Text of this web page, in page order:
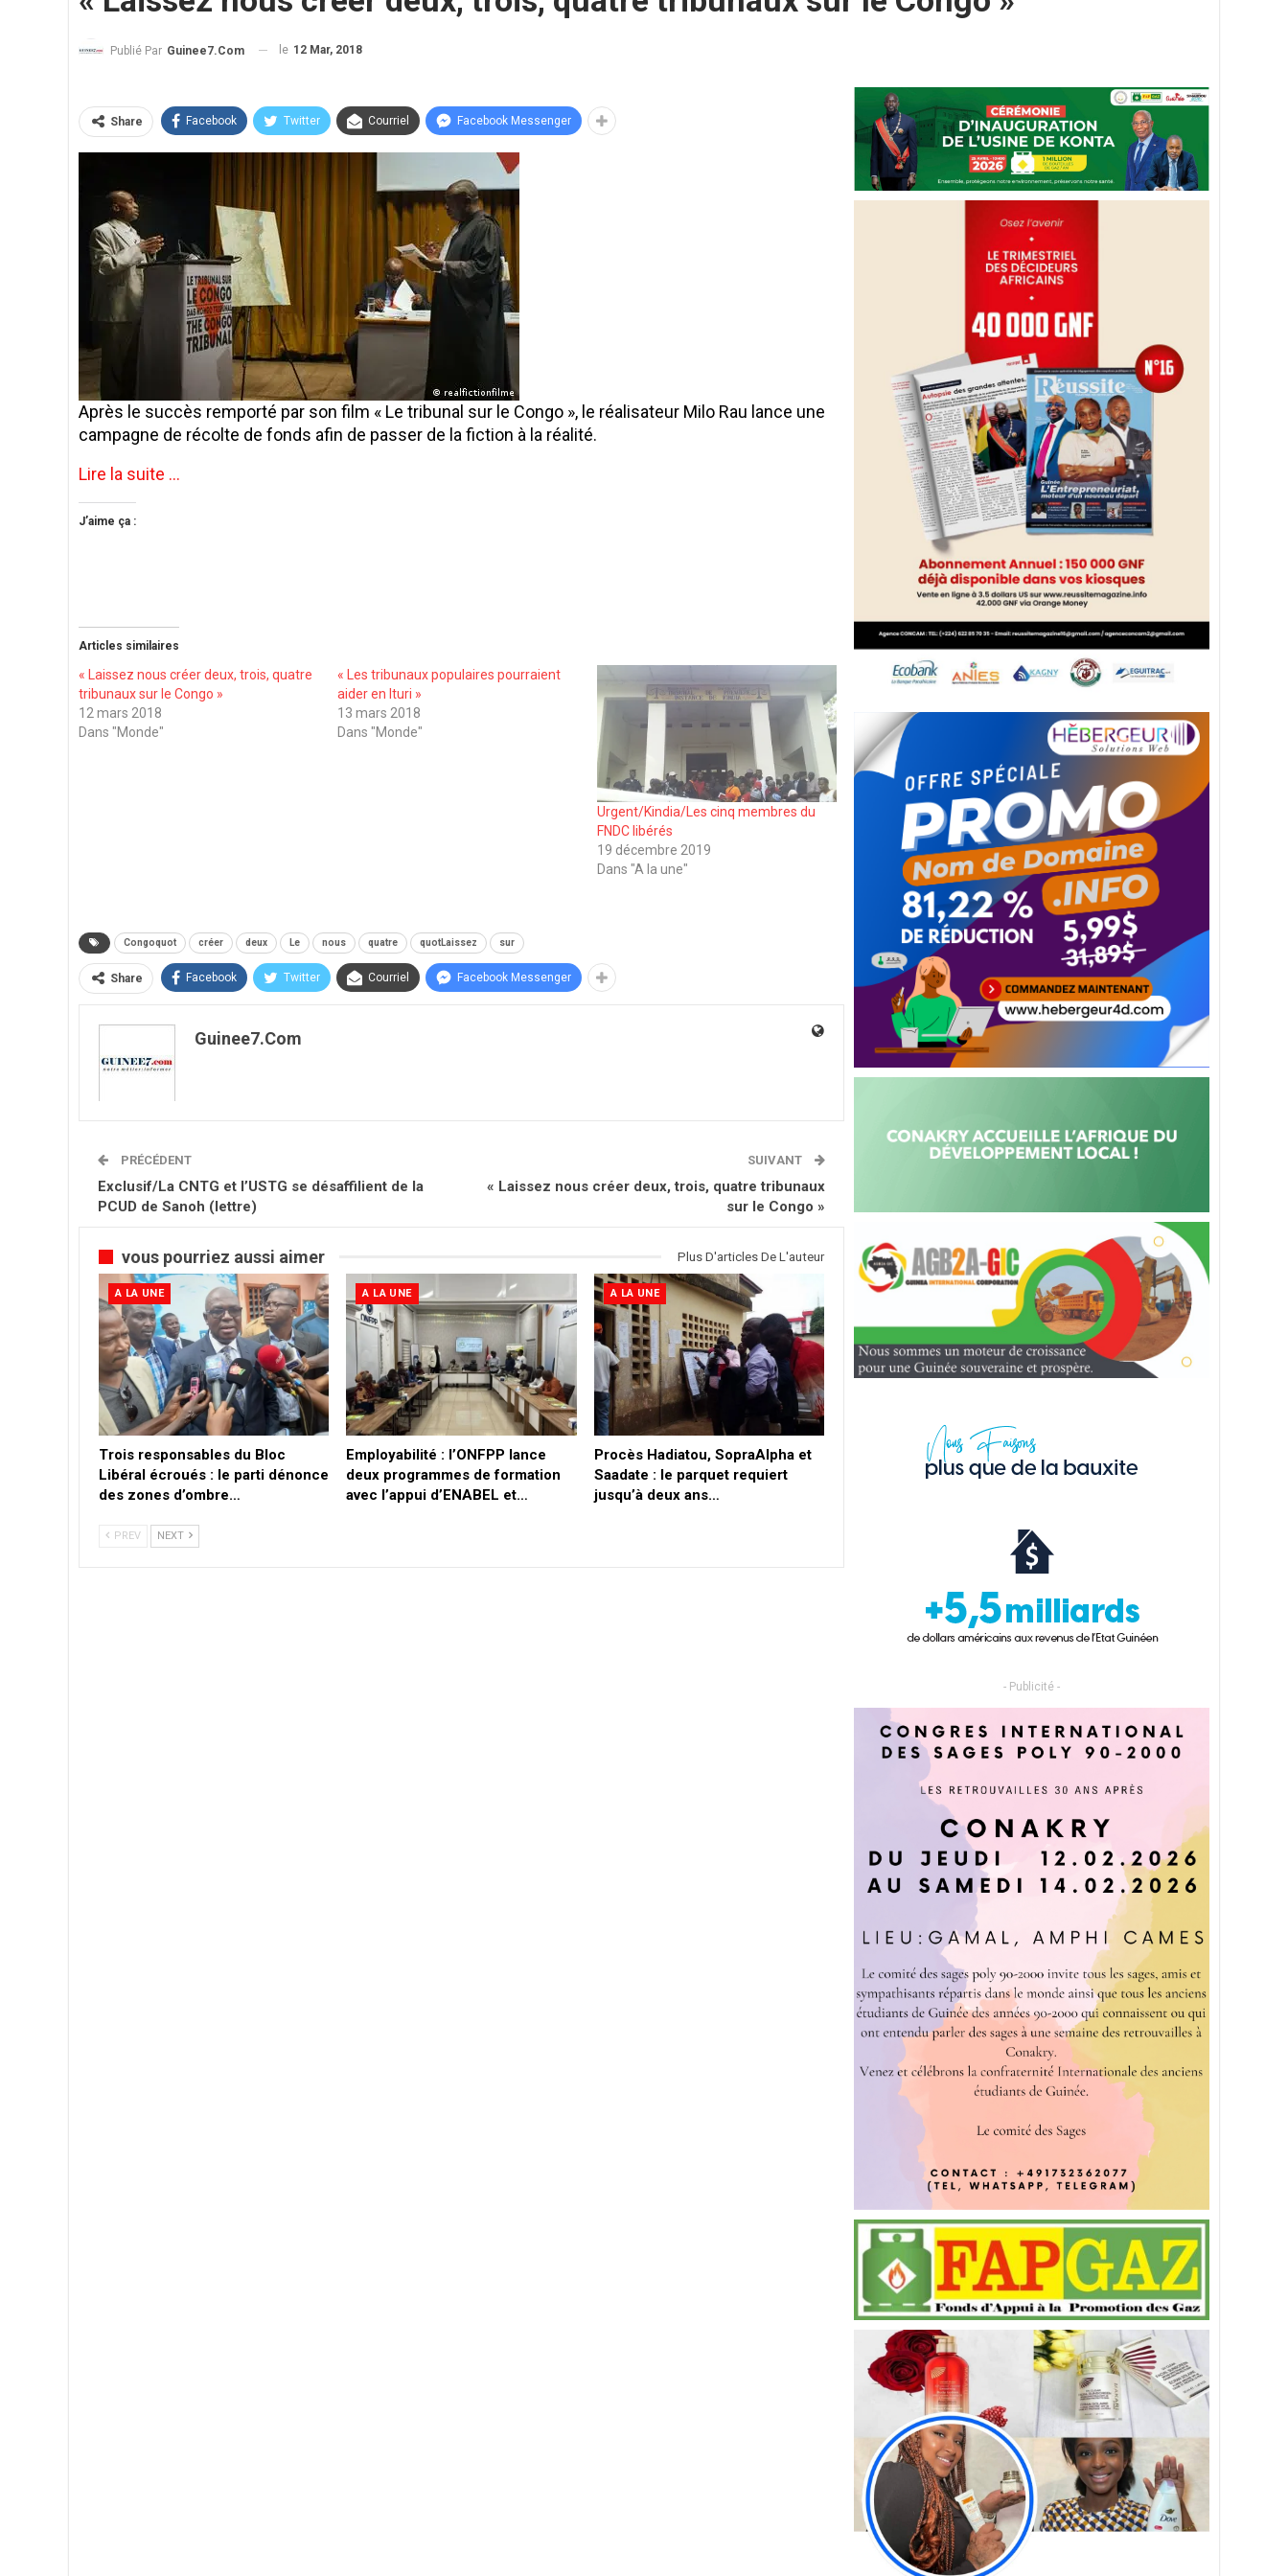
Publié Par Guinee7.com le 12 Mar, 2018
Share Facebook Twitter Courriel Facebook Messenger
Après le succès remporté par son film « Le tribunal sur le Congo », le réalisateur Milo Rau lance une
campagne de récolte de fonds afin de passer de la fiction à la réalité.
Lire la suite …
J’aime ça :
Articles similaires
« Laissez nous créer deux, trois, quatre
tribunaux sur le Congo »
12 mars 2018
Dans "Monde"
« Les tribunaux populaires pourraient
aider en Ituri »
13 mars 2018
Dans "Monde"
Urgent/Kindia/Les cinq membres du
FNDC libérés
19 décembre 2019
Dans "A la une"
Congoquot créer deux Le nous quatre quotLaissez sur
Share Facebook Twitter Courriel Facebook Messenger
Guinee7.com
PRÉCÉDENT
Exclusif/La CNTG et l’USTG se désaffilient de la
PCUD de Sanoh (lettre)
SUIVANT
« Laissez nous créer deux, trois, quatre tribunaux
sur le Congo »
vous pourriez aussi aimer Plus D'articles De L'auteur
A LA UNE
Trois responsables du Bloc
Libéral écroués : le parti dénonce
des zones d’ombre…
A LA UNE
Employabilité : l’ONFPP lance
deux programmes de formation
avec l’appui d’ENABEL et…
A LA UNE
Procès Hadiatou, SopraAlpha et
Saadate : le parquet requiert
jusqu’à deux ans…
PREV NEXT
- Publicité -